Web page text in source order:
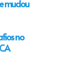
mudou
no